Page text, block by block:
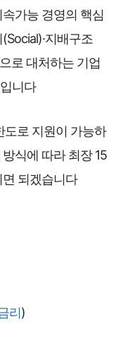
가능 경영의 핵심
지배구조
로 대처하는 기업
니다
도로 지원이 가능하
식에 따라 최장 15
되겠습니다
리)